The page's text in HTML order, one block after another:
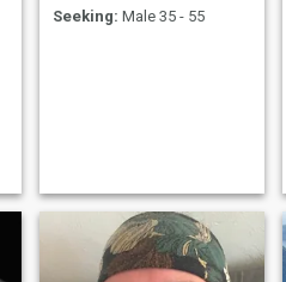
Seeking: Male 35 - 55